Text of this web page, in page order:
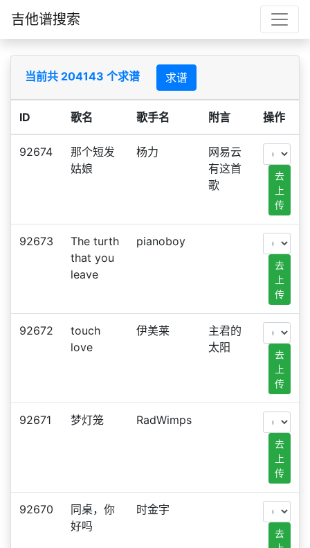
吉他谱搜索
当前共 204143 个求谱 求谱
ID 歌名 歌手名 附言 操作
92674
那个短发
姑娘
杨力
网易云
有这首
歌
去
上
传
92673
The turth
that you
leave
pianoboy
去
上
传
92672
touch
love
伊美莱
主君的
太阳
去
上
传
92671 梦灯笼 RadWimps
去
上
传
92670
同桌，你
好吗
时金宇
去